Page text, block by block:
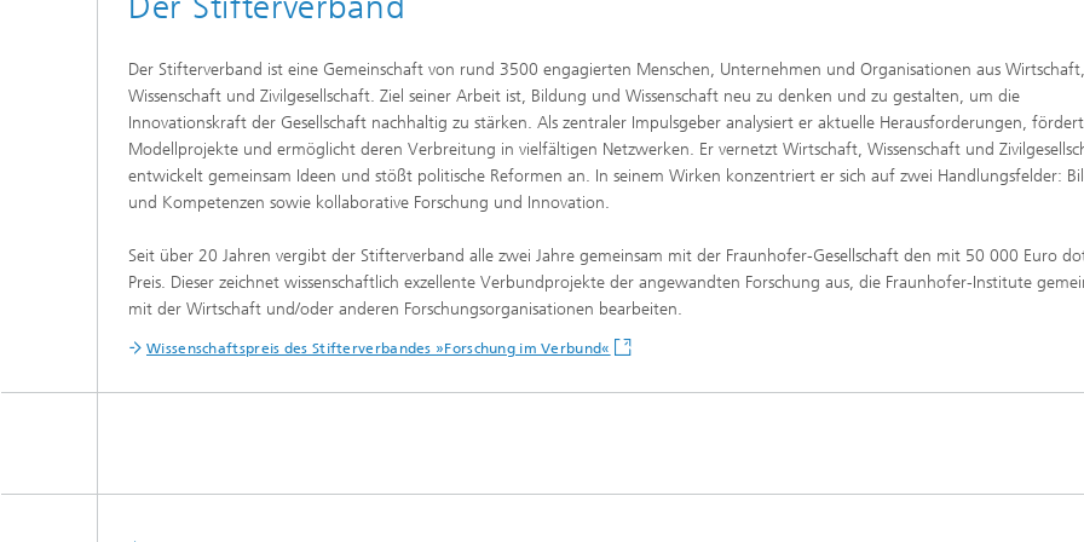
Der Stifterverband ist eine Gemeinschaft von rund 3500 engagierten Menschen, Unternehmen und Organisationen aus Wirtschaft,
Wissenschaft und Zivilgesellschaft. Ziel seiner Arbeit ist, Bildung und Wissenschaft neu zu denken und zu gestalten, um die
Innovationskraft der Gesellschaft nachhaltig zu stärken. Als zentraler Impulsgeber analysiert er aktuelle Herausforderungen, fördert
Modellprojekte und ermöglicht deren Verbreitung in vielfältigen Netzwerken. Er vernetzt Wirtschaft, Wissenschaft und
entwickelt gemeinsam Ideen und stößt politische Reformen an. In seinem Wirken konzentriert er sich auf zwei Handlungsfelder:
und Kompetenzen sowie kollaborative Forschung und Innovation.
Seit über 20 Jahren vergibt der Stifterverband alle zwei Jahre gemeinsam mit der Fraunhofer-Gesellschaft den mit 50 000 Euro
Preis. Dieser zeichnet wissenschaftlich exzellente Verbundprojekte der angewandten Forschung aus, die Fraunhofer-Institute
mit der Wirtschaft und/oder anderen Forschungsorganisationen bearbeiten.
Wissenschaftspreis des Stifterverbandes »Forschung im Verbund«